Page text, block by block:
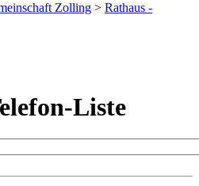
Zolling > Rathaus -
Liste